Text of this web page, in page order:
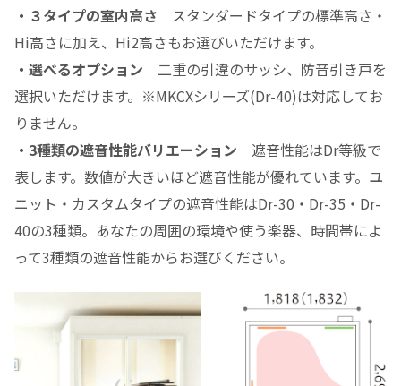
・３タイプの室内高さ スタンダードタイプの標準高さ・
Hi高さに加え、Hi2高さもお選びいただけます。
・選べるオプション 二重の引違のサッシ、防音引き戸を
選択いただけます。※MKCXシリーズ(Dr-40)は対応してお
りません。
・3種類の遮音性能バリエーション 遮音性能はDr等級で
表します。数値が大きいほど遮音性能が優れています。ユ
ニット・カスタムタイプの遮音性能はDr-30・Dr-35・Dr-
40の3種類。あなたの周囲の環境や使う楽器、時間帯によ
って3種類の遮音性能からお選びください。